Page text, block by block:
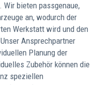
bieten passgenaue,
an, wodurch der
Werkstatt wird und den
Ansprechpartner
Planung der
Zubehör können die
speziellen